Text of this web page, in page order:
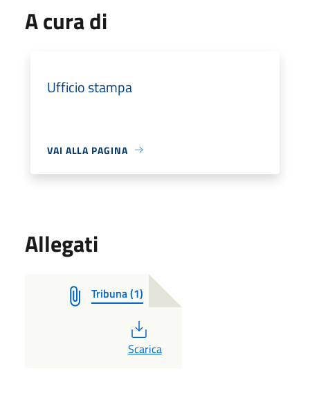
A cura di
Ufficio stampa
VAI ALLA PAGINA
Allegati
Tribuna (1)
PDF
Scarica